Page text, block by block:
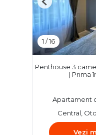
1 /16
Previous
Penthouse 3
| Prima
Apartament
Central,
Vezi